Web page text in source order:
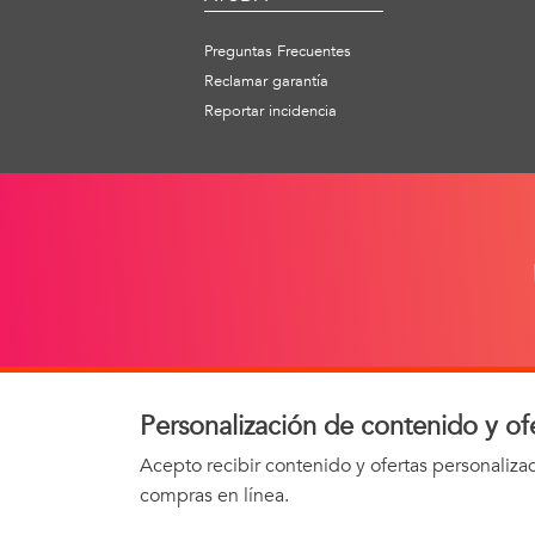
Preguntas Frecuentes
Reclamar garantía
Reportar incidencia
AVISO
Personalización de contenido y
Acepto recibir contenido y ofertas
compras en línea.